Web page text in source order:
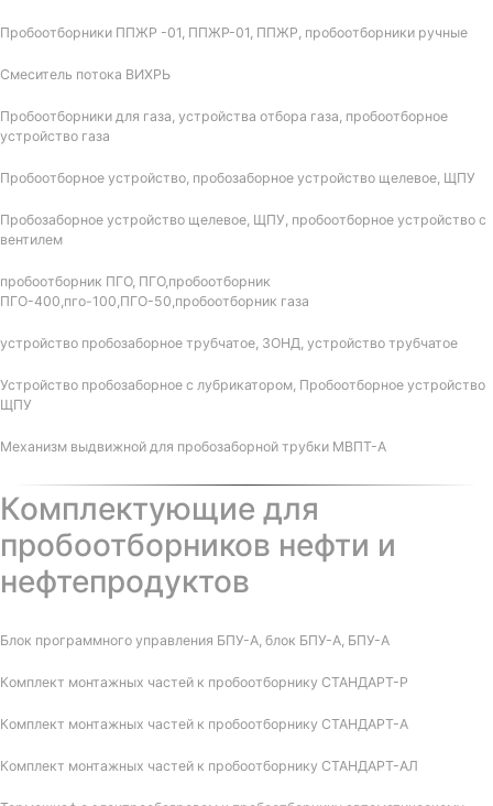
Пробоотборники ППЖР -01, ППЖР-01, ППЖР, пробоотборники ручные
Смеситель потока ВИХРЬ
Пробоотборники для газа, устройства отбора газа, пробоотборное
устройство газа
Пробоотборное устройство, пробозаборное устройство щелевое, ЩПУ
Пробозаборное устройство щелевое, ЩПУ, пробоотборное устройство с
вентилем
пробоотборник ПГО, ПГО,пробоотборник
ПГО-400,пго-100,ПГО-50,пробоотборник газа
устройство пробозаборное трубчатое, ЗОНД, устройство трубчатое
Устройство пробозаборное с лубрикатором, Пробоотборное устройство
ЩПУ
Механизм выдвижной для пробозаборной трубки МВПТ-А
Комплектующие для
пробоотборников нефти и
нефтепродуктов
Блок программного управления БПУ-А, блок БПУ-А, БПУ-А
Комплект монтажных частей к пробоотборнику СТАНДАРТ-Р
Комплект монтажных частей к пробоотборнику СТАНДАРТ-А
Комплект монтажных частей к пробоотборнику СТАНДАРТ-АЛ